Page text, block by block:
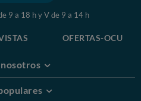
9 a 18 h y V de 9 a 14 h
OFERTAS-OCU